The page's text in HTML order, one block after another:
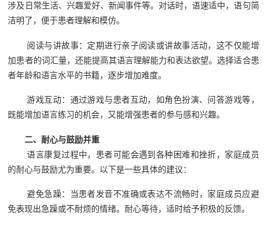
涉及日常生活、兴趣爱好、新闻事件等。对话时，语速适中，语句简
洁明了，便于患者理解和模仿。
阅读与讲故事：定期进行亲子阅读或讲故事活动，这不仅能增
加患者的词汇量，还能提高其语言理解能力和表达欲望。选择适合患
者年龄和语言水平的书籍，逐步增加难度。
游戏互动：通过游戏与患者互动，如角色扮演、问答游戏等，
既能增加语言练习的机会，又能增强患者的参与感和兴趣。
二、耐心与鼓励并重
语言康复过程中，患者可能会遇到各种困难和挫折，家庭成员
的耐心与鼓励尤为重要。以下是一些具体的建议：
避免急躁：当患者发音不准确或表达不流畅时，家庭成员应避
免表现出急躁或不耐烦的情绪。耐心等待，适时给予积极的反馈。